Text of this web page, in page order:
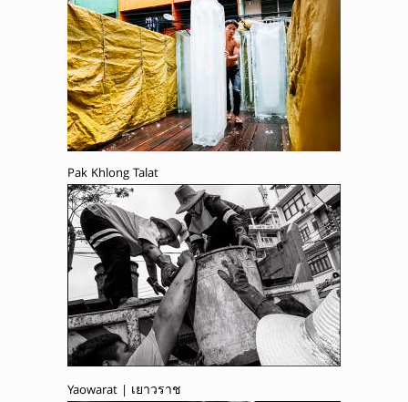
Pak Khlong Talat
Yaowarat | เยาวราช